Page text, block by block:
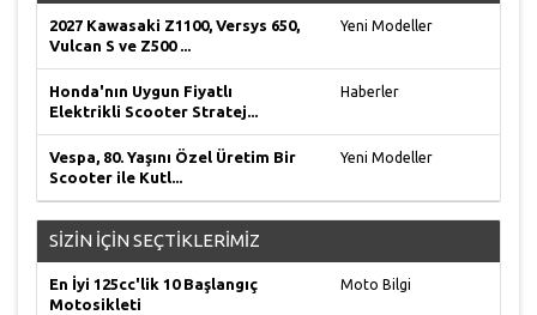
2027 Kawasaki Z1100, Versys 650,
Vulcan S ve Z500 ...
Yeni Modeller
Honda'nın Uygun Fiyatlı
Elektrikli Scooter Stratej...
Haberler
Vespa, 80. Yaşını Özel Üretim Bir
Scooter ile Kutl...
Yeni Modeller
SİZİN İÇİN SEÇTİKLERİMİZ
En İyi 125cc'lik 10 Başlangıç
Motosikleti
Moto Bilgi